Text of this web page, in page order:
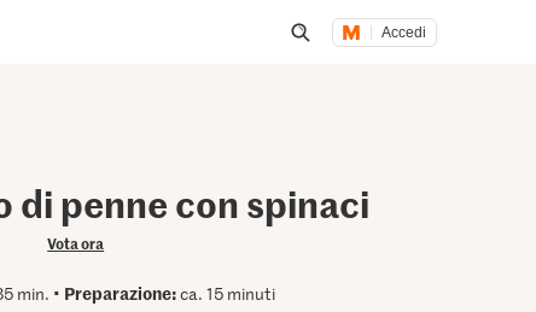
Accedi
di penne con spinaci
Vota ora
min. • Preparazione:ca. 15 minuti